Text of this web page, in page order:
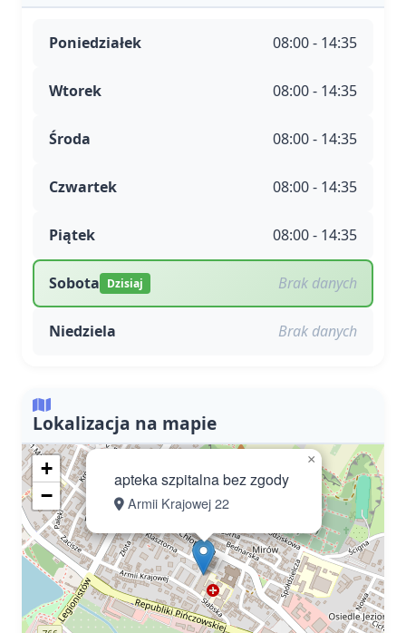
Poniedziałek 08:00 - 14:35
Wtorek 08:00 - 14:35
Środa 08:00 - 14:35
Czwartek 08:00 - 14:35
Piątek 08:00 - 14:35
Sobota Dzisiaj Brak danych
Niedziela Brak danych
Lokalizacja na mapie
apteka szpitalna bez zgody
Armii Krajowej 22
×
+
−